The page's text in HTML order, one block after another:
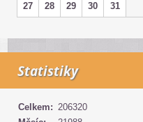
27
28 29 30 31
Statistiky
Celkem: 206320